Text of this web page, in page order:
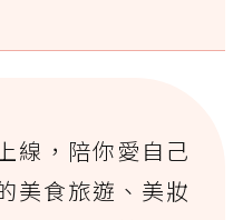
線，陪你愛自己
美食旅遊、美妝